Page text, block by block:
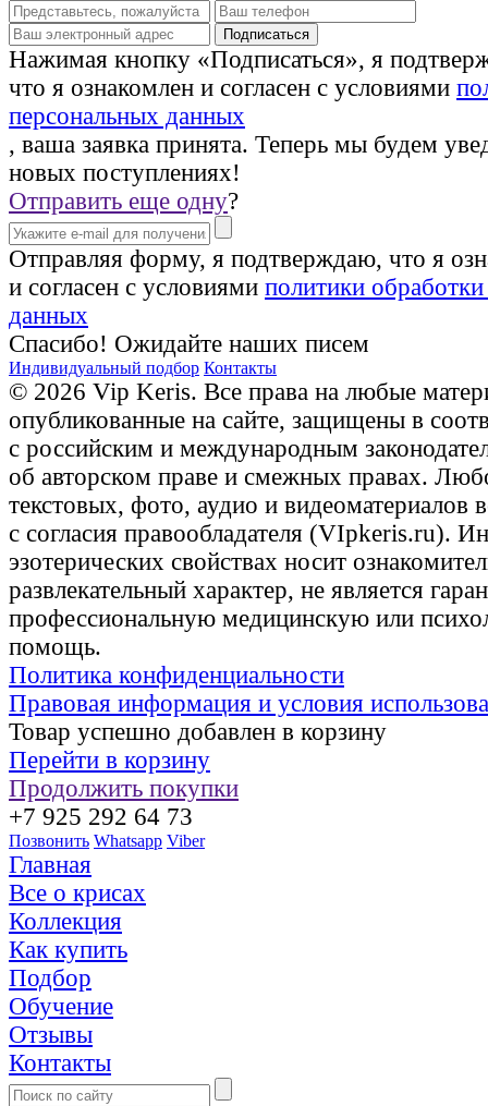
Нажимая кнопку «Подписаться», я
что я ознакомлен и согласен с условиями
персональных данных
, ваша заявка принята. Теперь мы будем
новых поступлениях!
Отправить еще одну?
Отправляя форму, я подтверждаю, что я
и согласен с условиями политики
данных
Спасибо! Ожидайте наших писем
Индивидуальный подбор Контакты
© 2026 Vip Keris. Все права на любые
опубликованные на сайте, защищены в
с российским и международным
об авторском праве и смежных правах.
текстовых, фото, аудио и видеоматериалов
с согласия правообладателя (VIpkeris.ru).
эзотерических свойствах носит
развлекательный характер, не является
профессиональную медицинскую или
помощь.
Политика конфиденциальности
Правовая информация и условия
Товар успешно добавлен в корзину
Перейти в корзину
Продолжить покупки
+7 925 292 64 73
Позвонить Whatsapp Viber
Главная
Все о крисах
Коллекция
Как купить
Подбор
Обучение
Отзывы
Контакты